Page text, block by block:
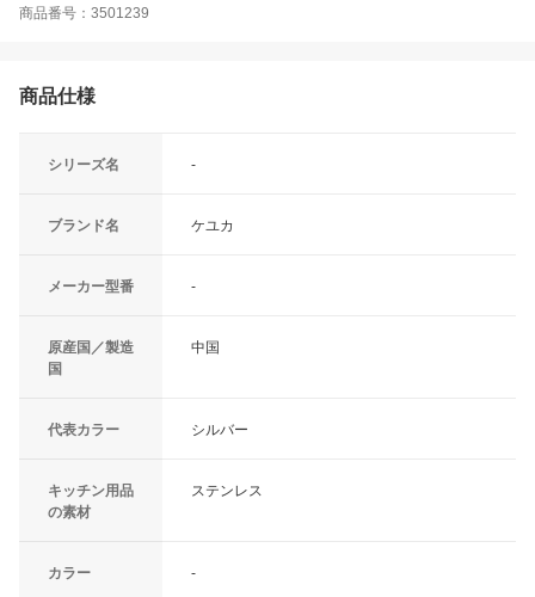
商品番号：3501239
商品仕様
シリーズ名 -
ブランド名 ケユカ
メーカー型番 -
原産国／製造
国
中国
代表カラー シルバー
キッチン用品
の素材
ステンレス
カラー -